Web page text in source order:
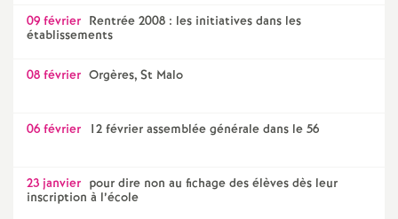
09 février Rentrée 2008 : les initiatives dans les
établissements
08 février Orgères, St Malo
06 février 12 février assemblée générale dans le 56
23 janvier pour dire non au fichage des élèves dès leur
inscription à l’école